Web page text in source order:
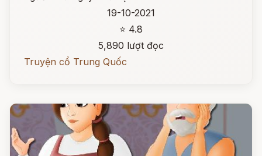
19-10-2021
⭐ 4.8
5,890 lượt đọc
Truyện cổ Trung Quốc